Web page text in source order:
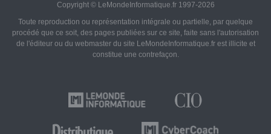
Copyright © LeMondeInformatique.fr 1997-2026
Toute reproduction ou représentation intégrale ou partielle, par quelque
procédé que ce soit, des pages publiées sur ce site, faite sans l'autorisation
de l'éditeur ou du webmaster du site LeMondeInformatique.fr est illicite et
constitue une contrefaçon.